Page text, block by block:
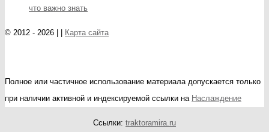
что важно знать
© 2012 - 2026 | | Карта сайта
Полное или частичное использование материала допускается только
при наличии активной и индексируемой ссылки на Наслаждение
Ссылки: traktoramira.ru